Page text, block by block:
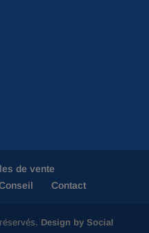
de vente
Contact
Design by Social